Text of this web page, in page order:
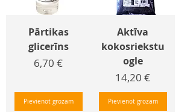
Pārtikas
glicerīns
Cena
6,70 €
Pievienot grozam
Aktīva
kokosriekstu
ogle
Cena
14,20 €
Pievienot grozam